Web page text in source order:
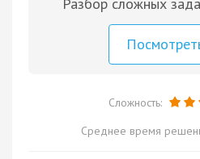
Сложность:
Среднее время